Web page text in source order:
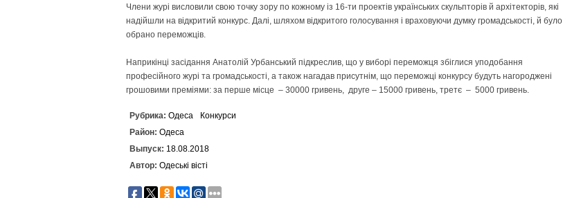
Члени журі висловили свою точку зору по кожному із 16-ти проектів українських скульпторів й архітекторів, які
надійшли на відкритий конкурс. Далі, шляхом відкритого голосування і враховуючи думку громадськості, й було
обрано переможців.
Наприкінці засідання Анатолій Урбан­ський підкреслив, що у виборі переможця збіглися уподобання
професійного журі та громадськості, а також нагадав присутнім, що переможці конкурсу будуть нагороджені
грошовими преміями: за перше місце – 30000 гривень, друге – 15000 гривень, третє – 5000 гривень.
Рубрика: Одеса
Конкурси
Район: Одеса
Выпуск: 18.08.2018
Автор: Одеські вісті